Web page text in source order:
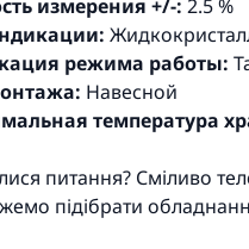
измерения +/-: 2.5 %
режима работы:
Навесной
температура
питання? Сміливо
підібрати